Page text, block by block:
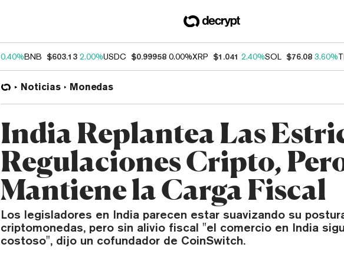
0.40%BNB $603.13 2.00%USDC $0.99958 0.00%XRP $1.041 2.40%SOL $76.08 3.60%
Noticias Monedas
India Replantea Las
Regulaciones Cripto,
Mantiene la Carga Fiscal
Los legisladores en India parecen estar suavizando su
criptomonedas, pero sin alivio fiscal "el comercio en India
costoso", dijo un cofundador de CoinSwitch.